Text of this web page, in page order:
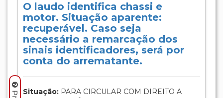
O laudo identifica chassi e
motor. Situação aparente:
recuperável. Caso seja
necessário a remarcação dos
sinais identificadores, será por
conta do arrematante.
Situação: PARA CIRCULAR COM DIREITO A